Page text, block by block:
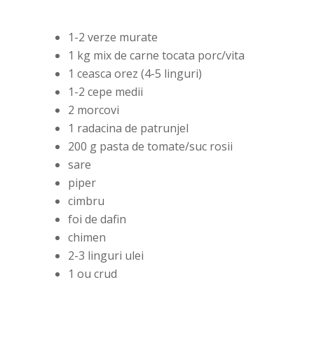
1-2 verze murate
1 kg mix de carne tocata porc/vita
1 ceasca orez (4-5 linguri)
1-2 cepe medii
2 morcovi
1 radacina de patrunjel
200 g pasta de tomate/suc rosii
sare
piper
cimbru
foi de dafin
chimen
2-3 linguri ulei
1 ou crud